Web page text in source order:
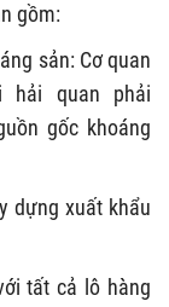
gồm:
sản: Cơ quan
hải quan phải
gốc khoáng
dựng xuất khẩu
tất cả lô hàng